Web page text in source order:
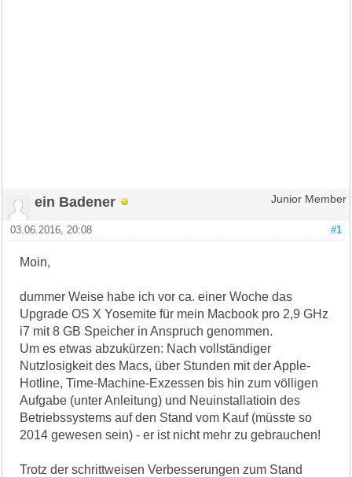
ein Badener Junior Member
#1
03.06.2016, 20:08
Moin,
dummer Weise habe ich vor ca. einer Woche das
Upgrade OS X Yosemite für mein Macbook pro 2,9 GHz
i7 mit 8 GB Speicher in Anspruch genommen.
Um es etwas abzukürzen: Nach vollständiger
Nutzlosigkeit des Macs, über Stunden mit der Apple-
Hotline, Time-Machine-Exzessen bis hin zum völligen
Aufgabe (unter Anleitung) und Neuinstallatioin des
Betriebssystems auf den Stand vom Kauf (müsste so
2014 gewesen sein) - er ist nicht mehr zu gebrauchen!
Trotz der schrittweisen Verbesserungen zum Stand